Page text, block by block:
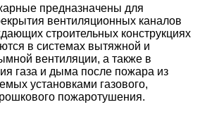
предназначены для
вентиляционных каналов
строительных конструкциях
в системах вытяжной и
вентиляции, а также в
газа и дыма после пожара из
установками газового,
пожаротушения.